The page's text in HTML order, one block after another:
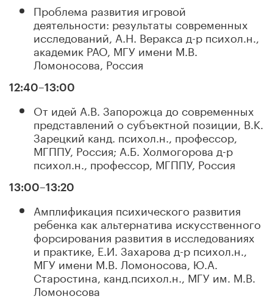
Проблема развития игровой
деятельности: результаты современных
исследований, А.Н. Веракса д-р психол.н.,
академик РАО, МГУ имени М.В.
Ломоносова, Россия
12:40–13:00
От идей А.В. Запорожца до современных
представлений о субъектной позиции, В.К.
Зарецкий канд. психол.н., профессор,
МГППУ, Россия; А.Б. Холмогорова д-р
психол.н., профессор, МГППУ, Россия
13:00–13:20
Амплификация психического развития
ребенка как альтернатива искусственного
форсирования развития в исследованиях
и практике, Е.И. Захарова д-р психол.н.,
МГУ имени М.В. Ломоносова, Ю.А.
Старостина, канд.психол.н., МГУ им. М.В.
Ломоносова